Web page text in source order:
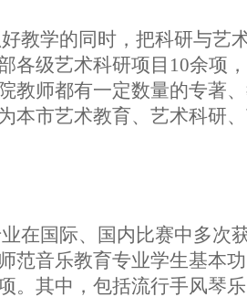
教学的同时，把科研与艺
各级艺术科研项目10余项
教师都有一定数量的专著
本市艺术教育、艺术科研
在国际、国内比赛中多次
范音乐教育专业学生基本
。其中，包括流行手风琴